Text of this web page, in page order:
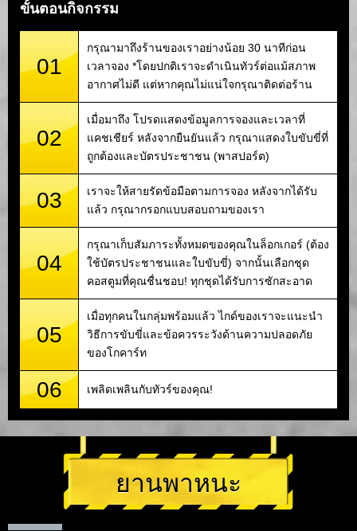
ขั้นตอนกิจกรรม
01
กรุณามาถึงร้านของเราอย่างน้อย 30 นาทีก่อน
เวลาจอง *โดยปกติเราจะดำเนินทัวร์ต่อแม้สภาพ
อากาศไม่ดี แต่หากคุณไม่แน่ใจกรุณาติดต่อร้าน
02
เมื่อมาถึง โปรดแสดงข้อมูลการจองและเวลาที่
แคชเชียร์ หลังจากยืนยันแล้ว กรุณาแสดงใบขับขี่ที่
ถูกต้องและบัตรประชาชน (พาสปอร์ต)
03
เราจะให้สายรัดข้อมือตามการจอง หลังจากได้รับ
แล้ว กรุณากรอกแบบสอบถามของเรา
04
กรุณาเก็บสัมภาระทั้งหมดของคุณในล็อกเกอร์ (ต้อง
ใช้บัตรประชาชนและใบขับขี่) จากนั้นเลือกชุด
คอสตูมที่คุณชื่นชอบ! ทุกชุดได้รับการซักสะอาด
05
เมื่อทุกคนในกลุ่มพร้อมแล้ว ไกด์ของเราจะแนะนำ
วิธีการขับขี่และข้อควรระวังด้านความปลอดภัย
ของโกคาร์ท
06 เพลิดเพลินกับทัวร์ของคุณ!
ยานพาหนะ